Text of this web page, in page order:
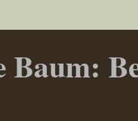
Baum: